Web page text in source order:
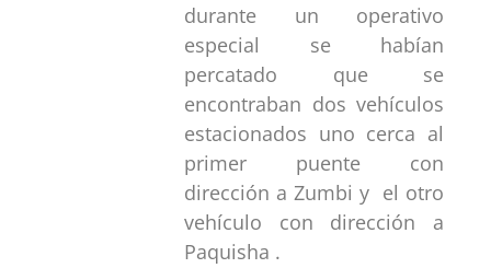
durante un operativo
especial se habían
percatado que se
encontraban dos vehículos
estacionados uno cerca al
primer puente con
dirección a Zumbi y el otro
vehículo con dirección a
Paquisha .